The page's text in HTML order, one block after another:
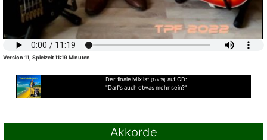
Version 11, Spielzeit 11:19 Minuten
Der finale Mix ist [Trk:19] auf CD:
"Darf's auch etwas mehr sein?"
Akkorde